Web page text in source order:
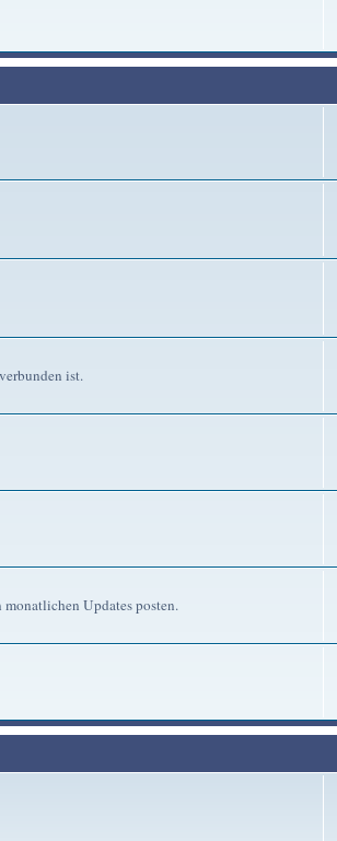
ist.
monatlichen Updates posten.